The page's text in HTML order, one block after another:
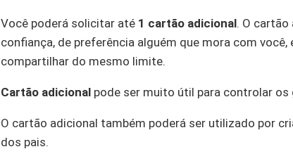
Você poderá solicitar até 1 cartão adicional. O cartão
confiança, de preferência alguém que mora com
compartilhar do mesmo limite.
Cartão adicional pode ser muito útil para controlar os
O cartão adicional também poderá ser utilizado por
dos pais.